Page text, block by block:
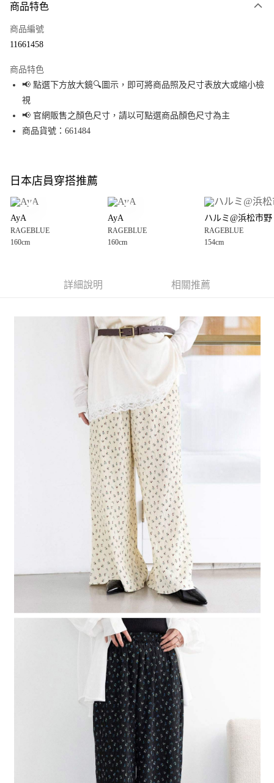
信用卡一次付款
Apple Pay
街口支付
悠遊付
全盈+PAY
大哥付你分期
【大哥付你分期使用說明】
1.本服務由台灣大哥大提供，台灣大哥大用戶可立即使用無須另外申請。
2.付款方式選擇「大哥付你分期」，訂單成立後會自動跳轉到大哥付的交易
3.實際核准額度、可分期數及費用金額請依後續交易確認頁面所載為準。
4.訂單成立30分鐘內，如未前往確認交易或遇審核未通過，訂單將自動取
1.分期款項不併入電信帳單，「大哥付你分期」於每月結算日後寄送繳費提
2.透過簡訊連結打開帳單後，可選擇「超商條碼／台灣大直營門市／銀行轉
帳／街口支付／iPASS MONEY」等通路繳費。
1.本服務係由「台灣大哥大股份有限公司」（以下簡稱本公司）所提供，讓
用戶於交易時，得透過本服務購買商品或服務，並由商店將買賣／分期付款
買賣價金債權讓與本公司後，依約使用本公司帳單繳交帳款。
2.基於同意付款使用「大哥付你分期」之契約關係目的，商店將以您的個人
資料（包含姓名、電話或地址）提供予台灣大哥大進項蒐集、處理及利用，
由本公司與您本人進行分期帳單所需資料之確認、核對及更正。
3.完整用戶服務條款，請詳閱以下連結： https://oppay.tw/userRule
AFTEE先享後付
３．安心：先確認商品／服務後，再付款。
【「AFTEE先享後付」結帳流程】
１．於結帳方式選擇「AFTEE先享後付」後，將跳轉至「AFTEE先享後付」
結帳頁面，進行簡訊認證並確認金額後，即可完成結帳。
２．訂單成立數日內，您將收到繳費通知簡訊。
３．收到繳費通知簡訊後14天內，點擊此簡訊中的連結，可透過四大超商／
ATM／網路銀行／等多元方式進行付款，方視為交易完成。
※ 請注意：結帳手續完成當下不需立刻繳費，但若您需要取消訂單，請聯絡
購買商品的店家。未經商家同意取消之訂單仍視為有效，需透過AFTEE先享
※ 交易是否成功請以「AFTEE先享後付 」之結帳頁面顯示為準，若有關於
是否繳費成功／繳費後需取消欲退款等相關疑問，請聯繫「AFTEE先享後付
https://netprotections.freshdesk.com/support/home
１．透過由恩沛科技股份有限公司提供之「AFTEE先享後付」服務完成之交
易，需依本服務之必要範圍內提供個人資料，並將交易相關給付款項請求債
權轉讓予恩沛科技股份有限公司。
２．關於個人資料處理事宜，請瀏覽以下網址：https://aftee.tw/terms/#terms3
３．未成年的使用者請事先徵得法定代理人或監護人之同意方可使用
「AFTEE先享後付」，若未經同意申辦者引起之損失，本公司不負相關責
４．使用「AFTEE先享後付」時，將依據個別帳號之用戶狀況，依本公司即
時審查核予不同之上限額度；若仍有額度不足之情形，本公司將視審查結果
５．嚴禁一人註冊多個帳號或使用他人資訊註冊。若發現惡意使用之情形，
恩沛科技股份有限公司將有權停止該用戶之使用額度並採取法律行動。
每筆NT$80，滿NT$1,500(含以上)免運費
每筆NT$80，滿NT$1,500(含以上)免運費
每筆NT$80，滿NT$1,500(含以上)免運費
每筆NT$80，滿NT$1,500(含以上)免運費
每筆NT$80，滿NT$1,500(含以上)免運費
商品特色
商品編號
11661458
商品特色
📢 點選下方放大鏡🔍圖示，即可將商品照及尺寸表放大或縮小檢
視
📢 官網販售之顏色尺寸，請以可點選商品顏色尺寸為主
商品貨號：661484
日本店員穿搭推薦
AyA
RAGEBLUE
160cm
AyA
RAGEBLUE
160cm
ハルミ@浜松市野
RAGEBLUE
154cm
詳細說明 相關推薦